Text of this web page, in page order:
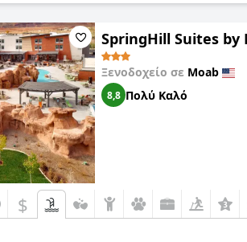
SpringHill Suites
Ξενοδοχείο σε Moab
8,8 Πολύ Καλό
$